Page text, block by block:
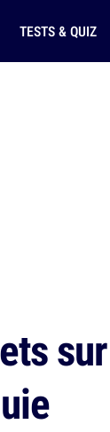
TESTS & QUIZ